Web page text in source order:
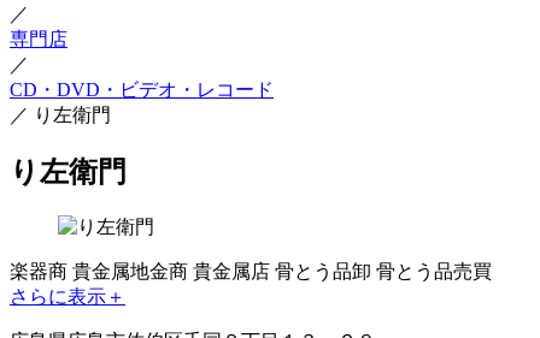
／
専門店
／
CD・DVD・ビデオ・レコード
／ り左衛門
り左衛門
楽器商 貴金属地金商 貴金属店 骨とう品卸 骨とう品売買
さらに表示＋